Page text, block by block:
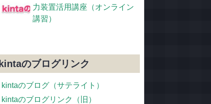
力装置活用講座（オンライン
講習）
kintaのブログリンク
kintaのブログ（サテライト）
kintaのブログリンク（旧）